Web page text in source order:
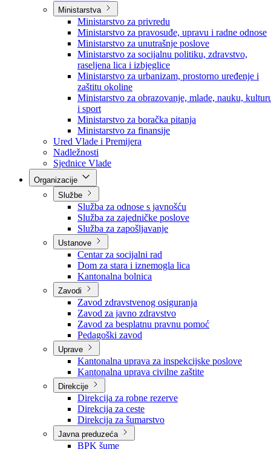
Vlada BPK Goražde
Premijer
Članovi Vlade
Ministarstva
Ministarstvo za privredu
Ministarstvo za pravosuđe, upravu i radne odnose
Ministarstvo za unutrašnje poslove
Ministarstvo za socijalnu politiku, zdravstvo,
raseljena lica i izbjeglice
Ministarstvo za urbanizam, prostorno uređenje i
zaštitu okoline
Ministarstvo za obrazovanje, mlade, nauku,
i sport
Ministarstvo za boračka pitanja
Ministarstvo za finansije
Ured Vlade i Premijera
Nadležnosti
Sjednice Vlade
Službe
Služba za odnose s javnošću
Služba za zajedničke poslove
Služba za zapošljavanje
Ustanove
Centar za socijalni rad
Dom za stara i iznemogla lica
Kantonalna bolnica
Zavodi
Zavod zdravstvenog osiguranja
Zavod za javno zdravstvo
Zavod za besplatnu pravnu pomoć
Pedagoški zavod
Uprave
Kantonalna uprava za inspekcijske poslove
Kantonalna uprava civilne zaštite
Direkcije
Direkcija za robne rezerve
Direkcija za ceste